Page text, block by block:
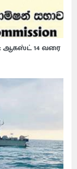
ஆகஸ்ட் 14 வரை